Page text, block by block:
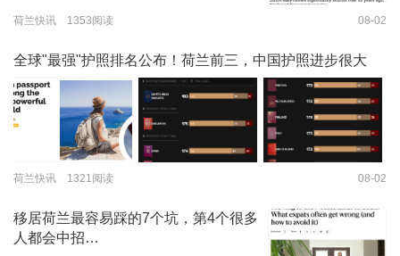
荷兰快讯 1353阅读 08-02
全球"最强"护照排名公布！荷兰前三，中国护照进步很大
荷兰快讯 1321阅读 08-02
移居荷兰最容易踩的7个坑，第4个很多
人都会中招…